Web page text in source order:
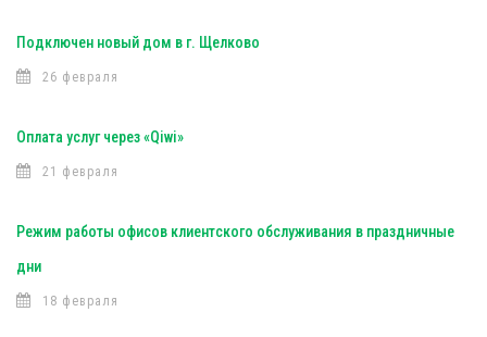
Подключен новый дом в г. Щелково
26 февраля
Оплата услуг через «Qiwi»
21 февраля
Режим работы офисов клиентского обслуживания в праздничные
дни
18 февраля